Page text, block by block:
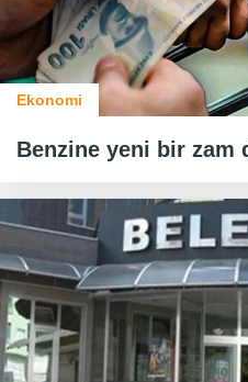
Ekonomi
Benzine yeni bir zam